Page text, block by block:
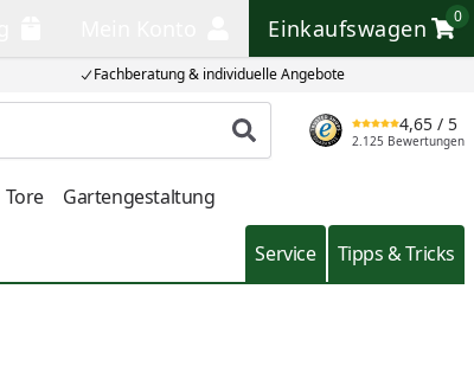
Fachberatung & individuelle Angebote
Einkaufswagen
0
Einkaufswagen
Produkt suchen
4,65 / 5
2.125 Bewertungen
Tore Gartengestaltung
Service Tipps & Tricks